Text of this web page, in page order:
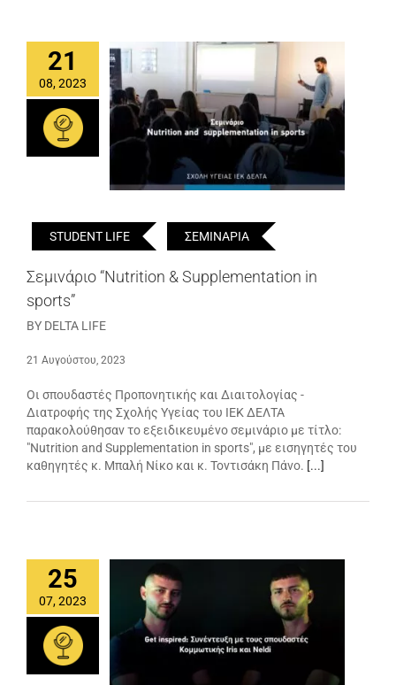
21
08, 2023
STUDENT LIFE ΣΕΜΙΝΑΡΙΑ
Σεμινάριο “Nutrition & Supplementation in
sports”
BY DELTA LIFE
21 Αυγούστου, 2023
Οι σπουδαστές Προπονητικής και Διαιτολογίας -
Διατροφής της Σχολής Υγείας του ΙΕΚ ΔΕΛΤΑ
παρακολούθησαν το εξειδικευμένο σεμινάριο με τίτλο:
"Nutrition and Supplementation in sports", με εισηγητές του
καθηγητές κ. Μπαλή Νίκο και κ. Τοντισάκη Πάνο. [...]
25
07, 2023